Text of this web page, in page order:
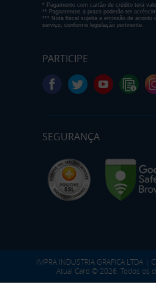
* Pagamento com cartão de crédito terá
** Pagamentos a prazo poderão ter
*** Nota fiscal sujeita a emissão de acordo
serviço, conforme legislação pertinente.
PARTICIPE
SEGURANÇA
IMPRA INDUSTRIA GRAFICA LTDA
Atual Card © 2026. Todos os